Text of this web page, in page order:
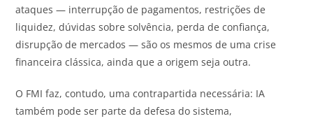
ataques — interrupção de pagamentos, restrições de
liquidez, dúvidas sobre solvência, perda de confiança,
disrupção de mercados — são os mesmos de uma crise
financeira clássica, ainda que a origem seja outra.
O FMI faz, contudo, uma contrapartida necessária: IA
também pode ser parte da defesa do sistema,